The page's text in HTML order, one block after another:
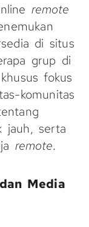
remote
di situs
grup di
fokus
komunitas
jauh, serta
remote.
Media